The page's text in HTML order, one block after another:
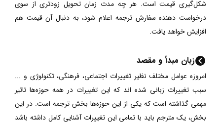
شکل‌گیری قیمت است. هر چه مدت زمان تحویل زودتری از سوی
درخواست دهنده سفارش ترجمه اعلام شود، به دنبال آن قیمت هم
افزایش خواهد یافت.
زبان مبدأ و مقصد
امروزه عوامل مختلف نظیر تغییرات اجتماعی، فرهنگی، تکنولوژی و ...
سبب تغییرات زبانی شده اند که این تغییرات در همه حوزه‌ها تاثیر
مهمی گذاشته است که یکی از این حوزه‌ها بخش ترجمه است. در این
بخش، یک مترجم باید با تمامی این تغییرات آشنایی کامل داشته باشد